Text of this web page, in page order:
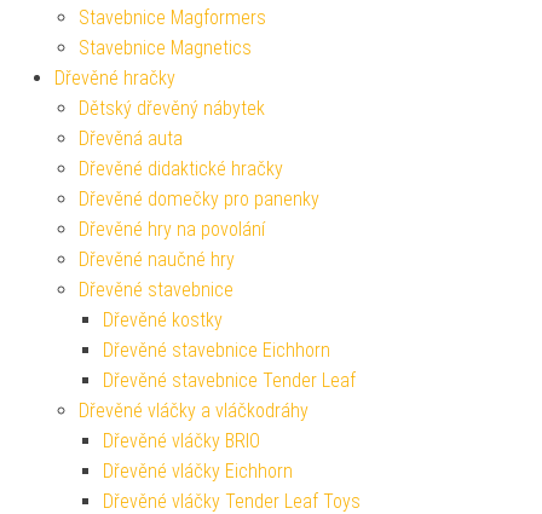
Stavebnice Magformers
Stavebnice Magnetics
Dřevěné hračky
Dětský dřevěný nábytek
Dřevěná auta
Dřevěné didaktické hračky
Dřevěné domečky pro panenky
Dřevěné hry na povolání
Dřevěné naučné hry
Dřevěné stavebnice
Dřevěné kostky
Dřevěné stavebnice Eichhorn
Dřevěné stavebnice Tender Leaf
Dřevěné vláčky a vláčkodráhy
Dřevěné vláčky BRIO
Dřevěné vláčky Eichhorn
Dřevěné vláčky Tender Leaf Toys